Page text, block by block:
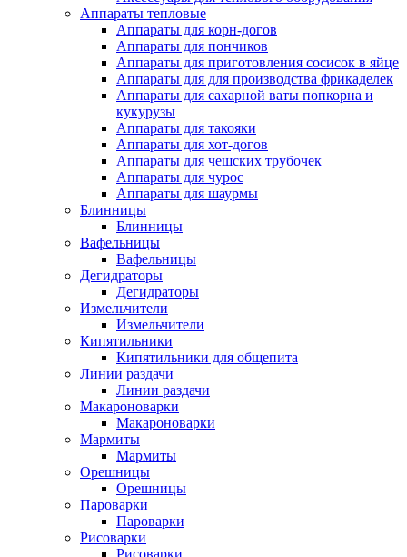
Аппараты тепловые
Аппараты для корн-догов
Аппараты для пончиков
Аппараты для приготовления сосисок в яйце
Аппараты для для производства фрикаделек
Аппараты для сахарной ваты попкорна и
кукурузы
Аппараты для такояки
Аппараты для хот-догов
Аппараты для чешских трубочек
Аппараты для чурос
Аппараты для шаурмы
Блинницы
Блинницы
Вафельницы
Вафельницы
Дегидраторы
Дегидраторы
Измельчители
Измельчители
Кипятильники
Кипятильники для общепита
Линии раздачи
Линии раздачи
Макароноварки
Макароноварки
Мармиты
Мармиты
Орешницы
Орешницы
Пароварки
Пароварки
Рисоварки
Рисоварки